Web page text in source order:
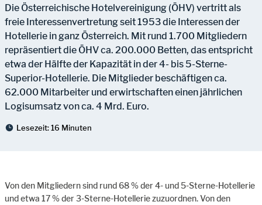
Die Österreichische Hotelvereinigung (ÖHV) vertritt als
freie Interessenvertretung seit 1953 die Interessen der
Hotellerie in ganz Österreich. Mit rund 1.700 Mitgliedern
repräsentiert die ÖHV ca. 200.000 Betten, das entspricht
etwa der Hälfte der Kapazität in der 4- bis 5-Sterne-
Superior-Hotellerie. Die Mitglieder beschäftigen ca.
62.000 Mitarbeiter und erwirtschaften einen jährlichen
Logisumsatz von ca. 4 Mrd. Euro.
Lesezeit:16 Minuten
Von den Mitgliedern sind rund 68 % der 4- und 5-Sterne-Hotellerie
und etwa 17 % der 3-Sterne-Hotellerie zuzuordnen. Von den